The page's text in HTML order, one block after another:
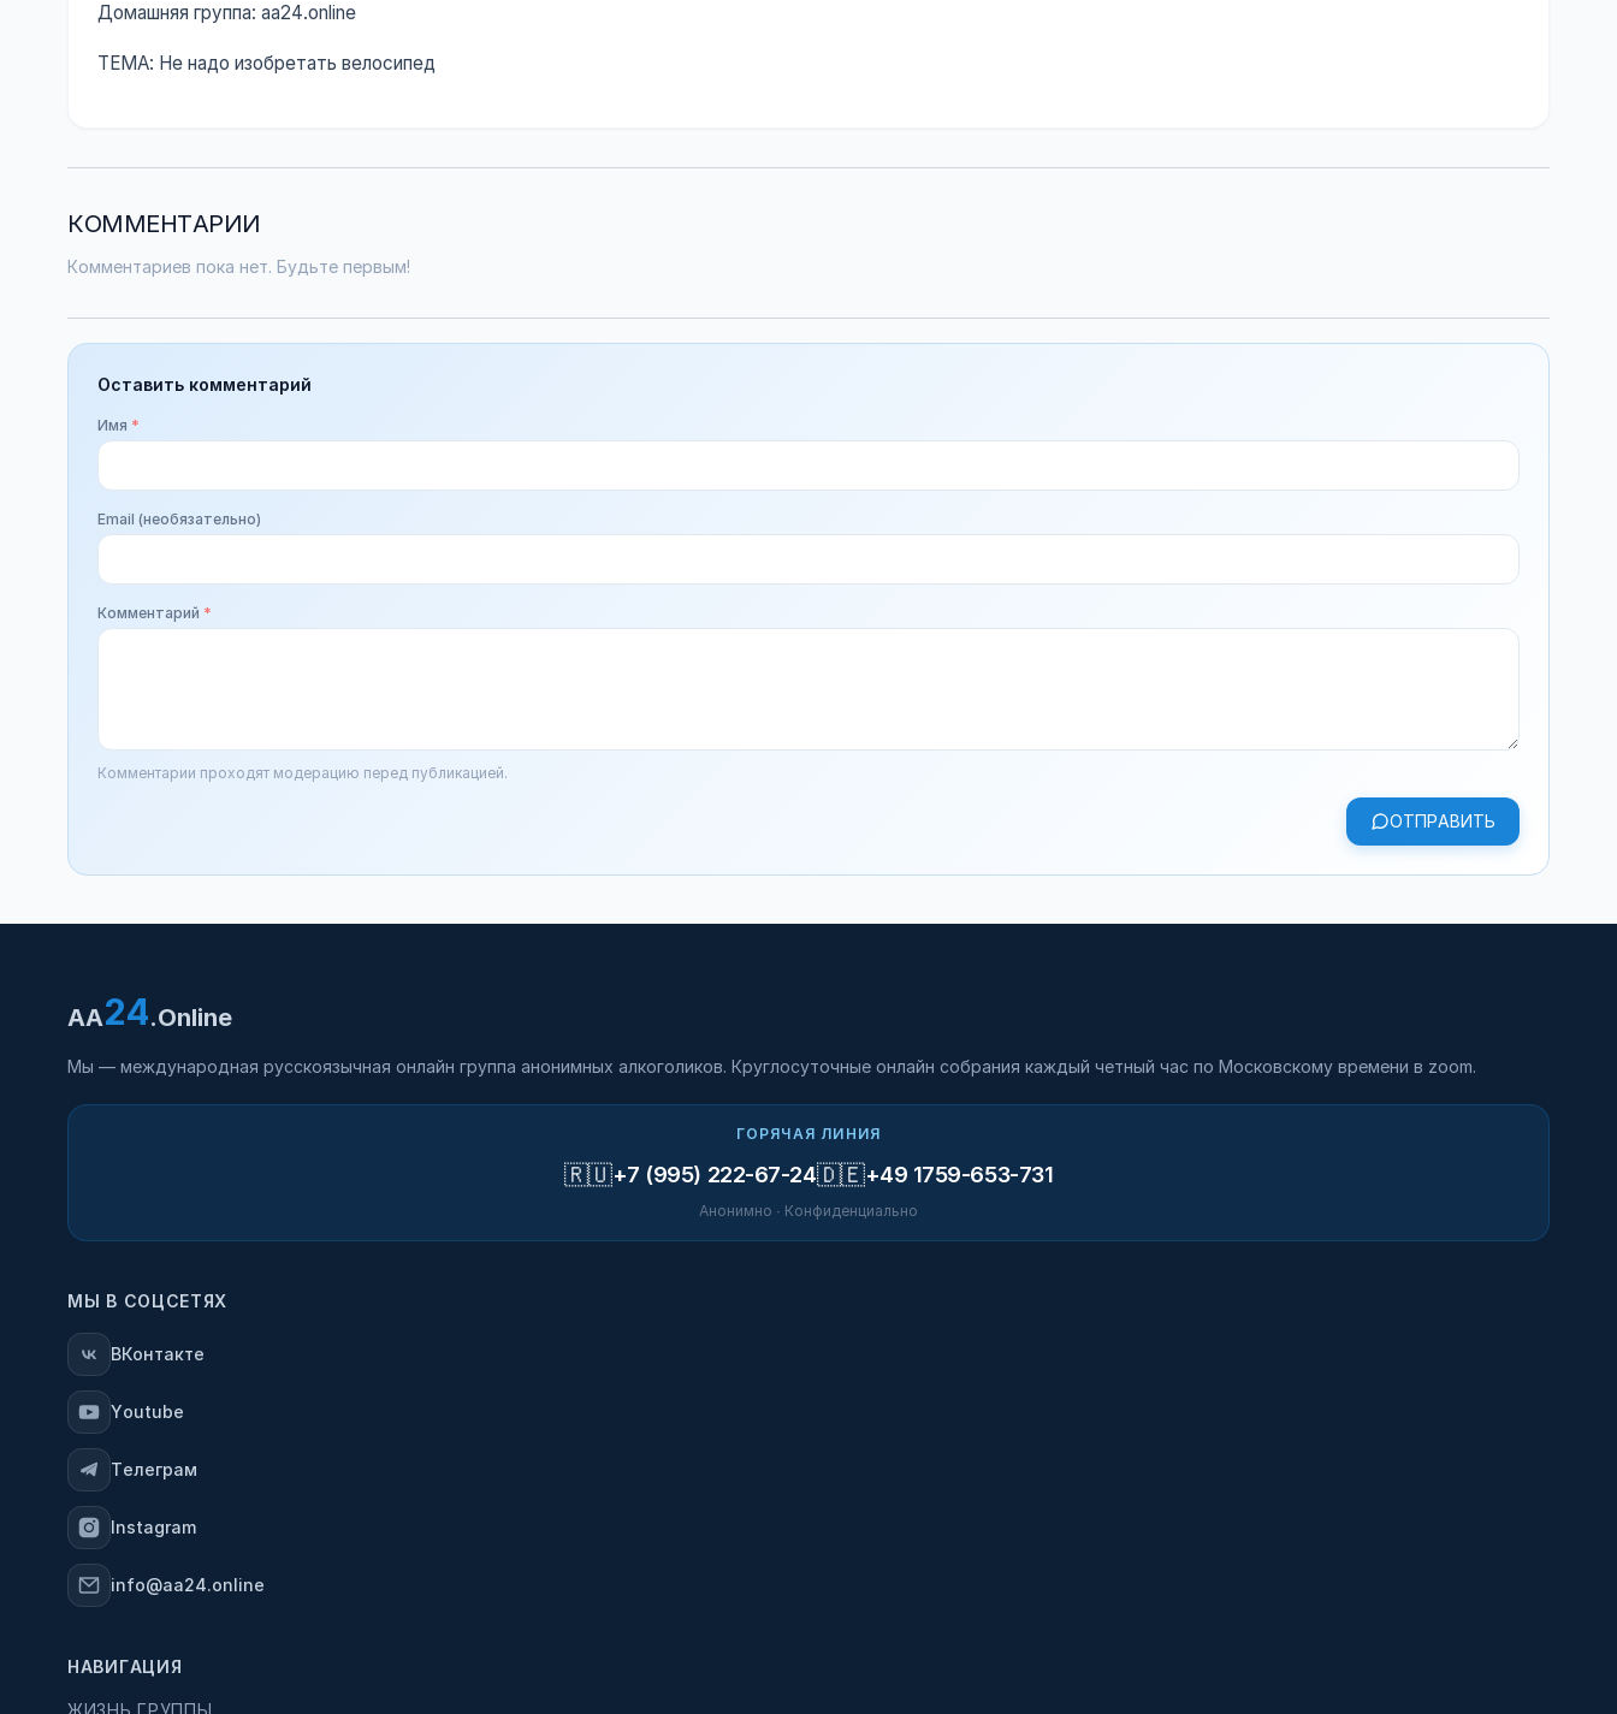
Домашняя группа: aa24.online
ТЕМА: Не надо изобретать велосипед
КОММЕНТАРИИ
Комментариев пока нет. Будьте первым!
Оставить комментарий
Имя *
Email (необязательно)
Комментарий *
Комментарии проходят модерацию перед публикацией.
ОТПРАВИТЬ
AA24.Online
Мы — международная русскоязычная онлайн группа анонимных алкоголиков. Круглосуточные онлайн собрания каждый четный час по Московскому времени в zoom.
ГОРЯЧАЯ ЛИНИЯ
🇷🇺+7 (995) 222-67-24🇩🇪+49 1759-653-731
Анонимно · Конфиденциально
МЫ В СОЦСЕТЯХ
ВКонтакте
Youtube
Телеграм
Instagram
info@aa24.online
НАВИГАЦИЯ